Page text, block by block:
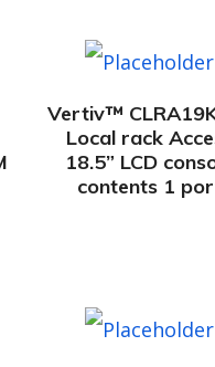
Vertiv™
Local rack
18.5” LCD
contents 1